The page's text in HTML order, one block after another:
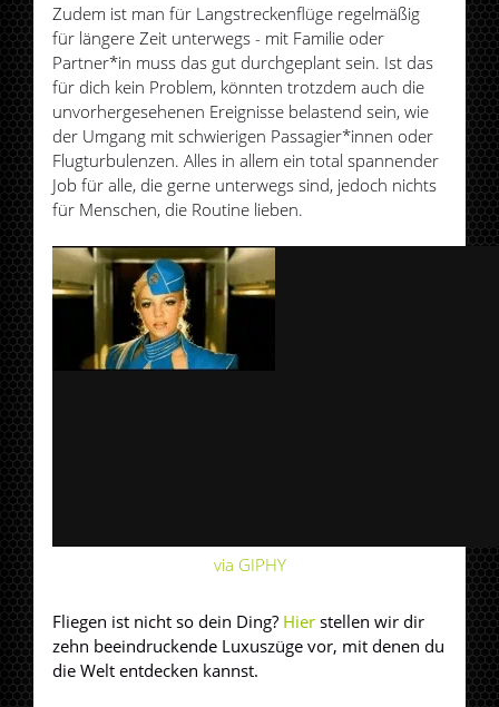
Zudem ist man für Langstreckenflüge regelmäßig
für längere Zeit unterwegs - mit Familie oder
Partner*in muss das gut durchgeplant sein. Ist das
für dich kein Problem, könnten trotzdem auch die
unvorhergesehenen Ereignisse belastend sein, wie
der Umgang mit schwierigen Passagier*innen oder
Flugturbulenzen. Alles in allem ein total spannender
Job für alle, die gerne unterwegs sind, jedoch nichts
für Menschen, die Routine lieben.
via GIPHY
Fliegen ist nicht so dein Ding? Hier stellen wir dir
zehn beeindruckende Luxuszüge vor, mit denen du
die Welt entdecken kannst.